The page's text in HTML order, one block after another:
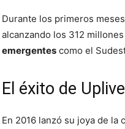
Durante los primeros
alcanzando los 312
emergentes como el
El éxito de Uplive
En 2016 lanzó su joya de la